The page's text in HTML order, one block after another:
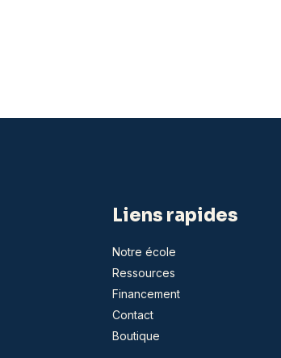
Liens rapides
Notre école
Ressources
Financement
Contact
Boutique